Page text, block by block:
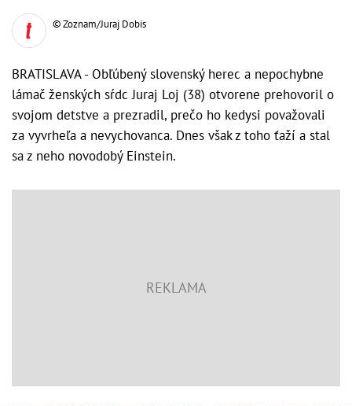
© Zoznam/Juraj Dobis
BRATISLAVA - Obľúbený slovenský herec a nepochybne
lámač ženských sŕdc Juraj Loj (38) otvorene prehovoril o
svojom detstve a prezradil, prečo ho kedysi považovali
za vyvrheľa a nevychovanca. Dnes však z toho ťaží a stal
sa z neho novodobý Einstein.